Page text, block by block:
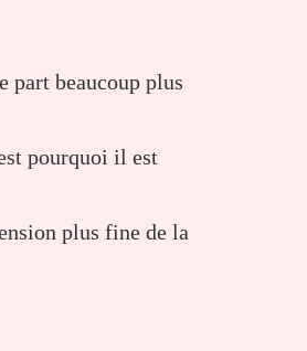
part beaucoup plus
pourquoi il est
plus fine de la